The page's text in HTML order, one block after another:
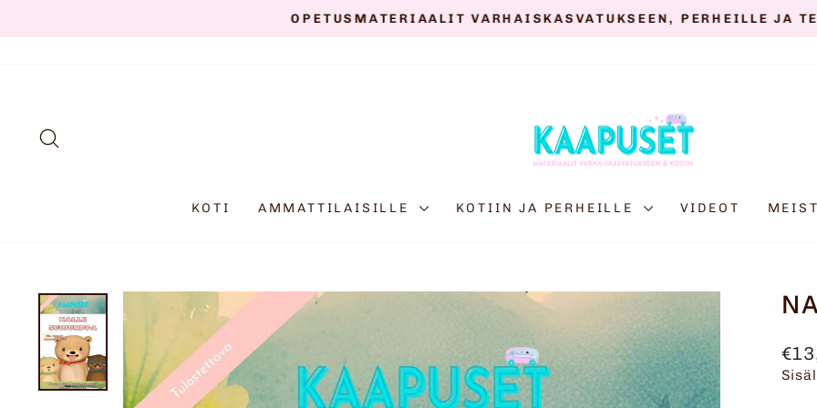
OPETUSMATERIAALIT VARHAISKASVATUKSEEN, PERHEILLE JA
KOTI AMMATTILAISILLE KOTIIN JA PERHEILLE VIDEOT